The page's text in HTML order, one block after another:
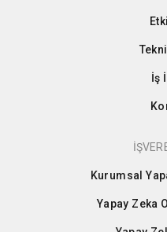
İş
Kurumsal
Yapay Zeka